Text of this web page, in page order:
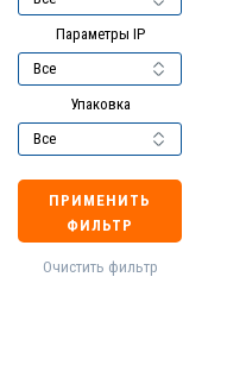
Параметры IP
Упаковка
ПРИМЕНИТЬ
ФИЛЬТР
Очистить фильтр